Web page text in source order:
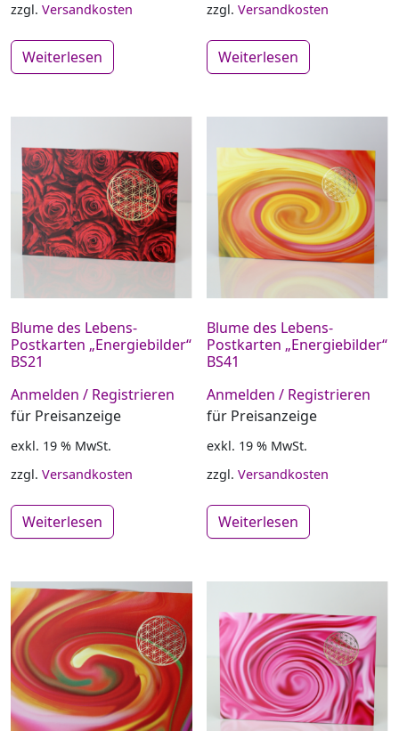
zzgl. Versandkosten
Weiterlesen
zzgl.Versandkosten
Weiterlesen
Blume des Lebens-
Postkarten „Energiebilder“
BS21
Anmelden / Registrieren
für Preisanzeige
exkl. 19 % MwSt.
zzgl. Versandkosten
Weiterlesen
Blume des Lebens-
Postkarten „Energiebilder“
BS41
Anmelden / Registrieren
für Preisanzeige
exkl. 19 % MwSt.
zzgl.Versandkosten
Weiterlesen